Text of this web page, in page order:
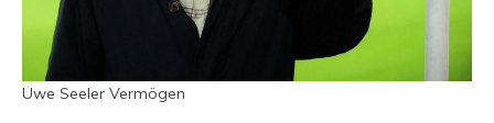
Uwe Seeler Vermögen